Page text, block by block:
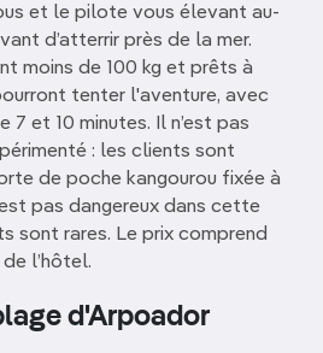
et le pilote vous élevant au-
d’atterrir près de la mer.
moins de 100 kg et prêts à
tenter l'aventure, avec
7 et 10 minutes. Il n’est pas
: les clients sont
de poche kangourou fixée à
pas dangereux dans cette
sont rares. Le prix comprend
l’hôtel.
d'Arpoador